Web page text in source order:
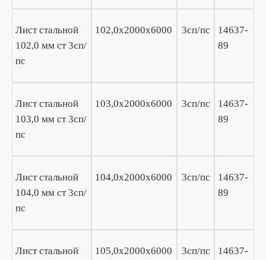
Лист стальной
102,0 мм ст 3сп/
пс
102,0х2000х6000 3сп/пс
14637-
89
Лист стальной
103,0 мм ст 3сп/
пс
103,0х2000х6000 3сп/пс
14637-
89
Лист стальной
104,0 мм ст 3сп/
пс
104,0х2000х6000 3сп/пс
14637-
89
Лист стальной
105,0х2000х6000 3сп/пс
14637-